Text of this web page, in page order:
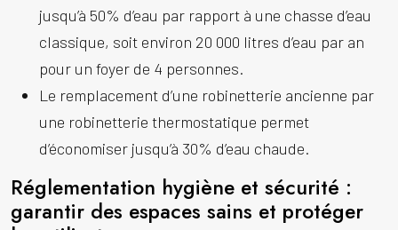
jusqu’à 50% d’eau par rapport à une chasse d’eau
classique, soit environ 20 000 litres d’eau par an
pour un foyer de 4 personnes.
Le remplacement d’une robinetterie ancienne par
une robinetterie thermostatique permet
d’économiser jusqu’à 30% d’eau chaude.
Réglementation hygiène et sécurité :
garantir des espaces sains et protéger